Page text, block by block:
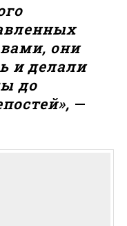
они
и делали
до
—